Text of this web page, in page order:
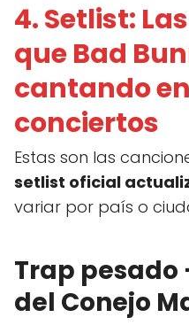
4. Setlist:
que Bad
cantando
conciertos
Estas son las
setlist oficial
variar por país o
Trap pesado
del Conejo